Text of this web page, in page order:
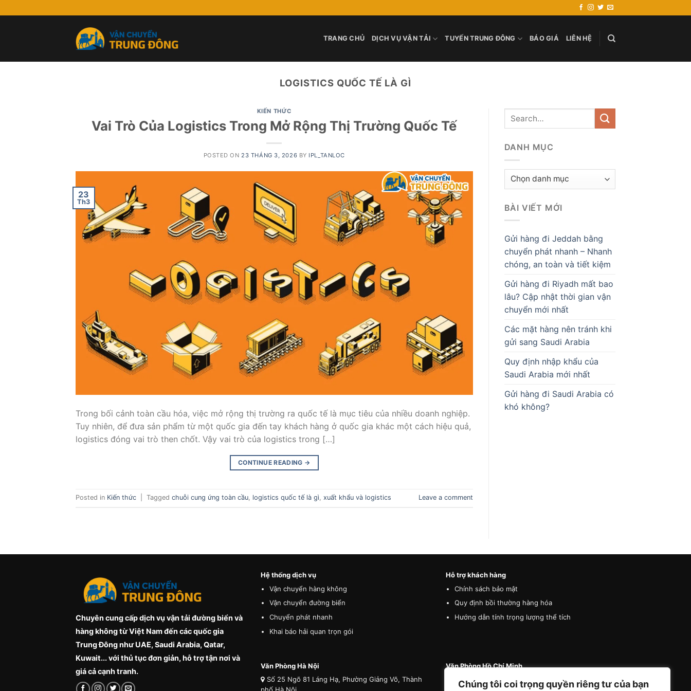
Chúng tôi coi trọng quyền riêng tư của bạn
to
TRANG CHỦ DỊCH VỤ VẬN TẢI TUYẾN TRUNG ĐÔNG BÁO GIÁ LIÊN HỆ
LOGISTICS QUỐC TẾ LÀ GÌ
KIẾN THỨC
Vai Trò Của Logistics Trong Mở Rộng Thị Trường Quốc Tế
POSTED ON 23 THÁNG 3, 2026 BY IPL_TANLOC
23
Th3
Trong bối cảnh toàn cầu hóa, việc mở rộng thị trường ra quốc tế là mục tiêu của nhiều doanh nghiệp.
Tuy nhiên, để đưa sản phẩm từ một quốc gia đến tay khách hàng ở quốc gia khác một cách hiệu quả,
logistics đóng vai trò then chốt. Vậy vai trò của logistics trong […]
CONTINUE READING →
Posted in Kiến thức Tagged chuỗi cung ứng toàn cầu, logistics quốc tế là gì, xuất khẩu và logistics Leave a comment
DANH MỤC
Danh
BÀI VIẾT MỚI
Gửi hàng đi Jeddah bằng
chuyển phát nhanh – Nhanh
chóng, an toàn và tiết kiệm
Gửi hàng đi Riyadh mất bao
lâu? Cập nhật thời gian vận
chuyển mới nhất
Các mặt hàng nên tránh khi
gửi sang Saudi Arabia
Quy định nhập khẩu của
Saudi Arabia mới nhất
Gửi hàng đi Saudi Arabia có
khó không?
Chuyên cung cấp dịch vụ vận tải đường biển và
hàng không từ Việt Nam đến các quốc gia
Trung Đông như UAE, Saudi Arabia, Qatar,
Kuwait... với thủ tục đơn giản, hỗ trợ tận nơi và
giá cả cạnh tranh.
Hệ thống dịch vụ
Vận chuyển hàng không
Vận chuyển đường biển
Chuyển phát nhanh
Khai báo hải quan trọn gói
Hỗ trợ khách hàng
Chính sách bảo mật
Quy định bồi thường hàng hóa
Hướng dẫn tính trọng lượng thể tích
Văn Phòng Hà Nội
Số 25 Ngõ 81 Láng Hạ, Phường Giảng Võ, Thành
Văn Phòng Hồ Chí Minh
Số 87 Đường A4 (K300), Phường Bảy Hiền, Thành